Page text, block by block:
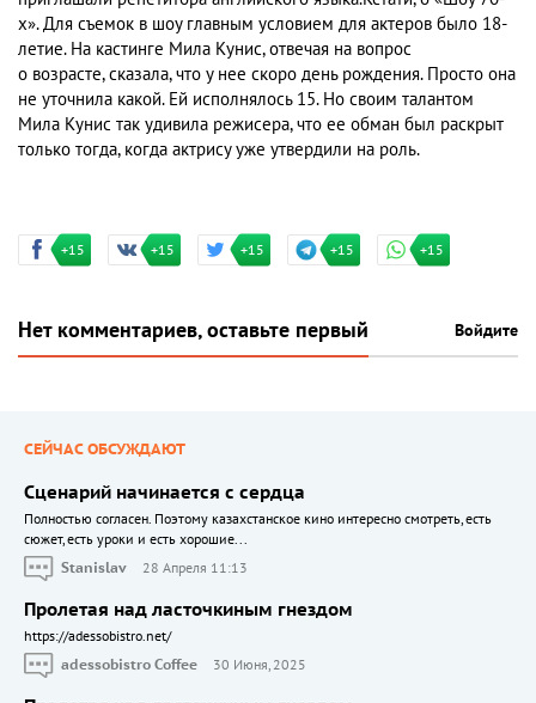
х». Для съемок в шоу главным условием для актеров было 18-
летие. На кастинге Мила Кунис, отвечая на вопрос
о возрасте, сказала, что у нее скоро день рождения. Просто она
не уточнила какой. Ей исполнялось 15. Но своим талантом
Мила Кунис так удивила режисера, что ее обман был раскрыт
только тогда, когда актрису уже утвердили на роль.
+15 +15 +15 +15 +15
Нет комментариев, оставьте первый Войдите
СЕЙЧАС ОБСУЖДАЮТ
Сценарий начинается с сердца
Полностью согласен. Поэтому казахстанское кино интересно смотреть, есть
сюжет, есть уроки и есть хорошие...
Stanislav
28 Апреля 11:13
Пролетая над ласточкиным гнездом
https://adessobistro.net/
adessobistro Coffee
30 Июня, 2025